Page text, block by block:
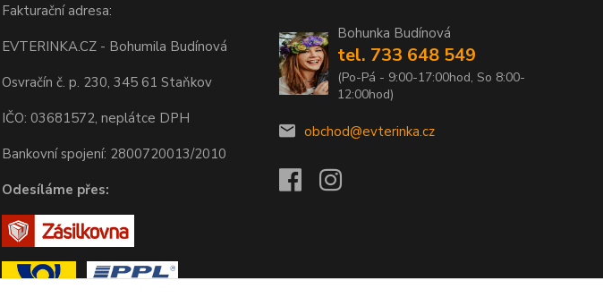
Fakturační adresa:
EVTERINKA.CZ - Bohumila Budínová
Osvračín č. p. 230, 345 61 Staňkov
IČO: 03681572, neplátce DPH
Bankovní spojení: 2800720013/2010
Odesíláme přes:
Bohunka Budínová
tel. 733 648 549
(Po-Pá - 9:00-17:00hod, So 8:00-
12:00hod)
obchod@evterinka.cz